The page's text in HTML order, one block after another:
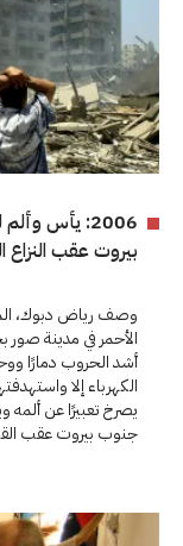
2006: يأس
بيروت عقب النزاع
وصف رياض دبوك،
أشد الحروب دمارًا
الكهرباء إلا
يصرخ تعبيرًا عن ألمه
جنوب بيروت عقب